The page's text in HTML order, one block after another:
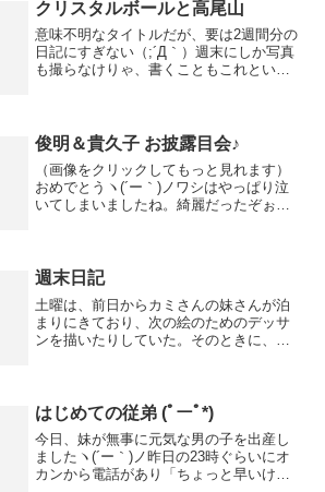
ひいおじい...
クリスタルボールと高尾山
意味不明なタイトルだが、要は2週間分の
日記にすぎない（;´Д｀）週末にしか写真
も撮らなけりゃ、書くこともこれといっ
たりする。んでもっ...
俊明＆貴久子 お披露目会♪
（画像をクリックしてもっと見れます）
おめでとうヽ(´ー｀)ノワシはやっぱり泣
いてしまいましたね。綺麗だったぞぉ
と立て続けにイベン...
週末日記
土曜は、前日からカミさんの妹さんが泊
まりにきており、次の絵のためのデッサ
ンを描いたりしていた。そのときに、
ローズアップも写しておきた...
はじめての従弟 (ﾟーﾟ*)
今日、妹が無事に元気な男の子を出産し
ましたヽ(´ー｀)ノ昨日の23時ぐらいにオ
カンから電話があり「ちょっと早いけど